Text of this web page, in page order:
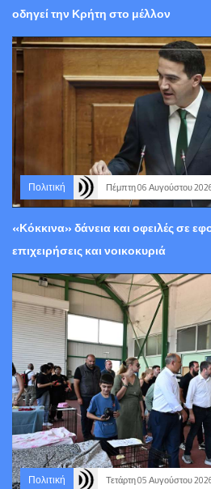
οδηγεί την Κρήτη στο μέλλον
Πολιτική Πέμπτη 06 Αυγούστου
«Κόκκινα» δάνεια και οφειλές σε
επιχειρήσεις και νοικοκυριά
Πολιτική Τετάρτη 05 Αυγούστου